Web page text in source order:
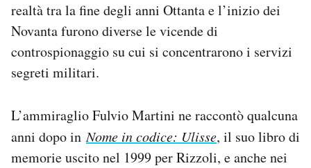
realtà tra la fine degli anni Ottanta e l’inizio dei
Novanta furono diverse le vicende di
controspionaggio su cui si concentrarono i servizi
segreti militari.
L’ammiraglio Fulvio Martini ne raccontò qualcuna
anni dopo inNome in codice: Ulisse, il suo libro di
memorie uscito nel 1999 per Rizzoli, e anche nei